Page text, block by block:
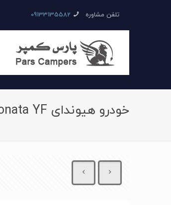
تلفن مشاوره 09133135582
خودرو هیوندای Sonata YF اتوماتیک سال 2014